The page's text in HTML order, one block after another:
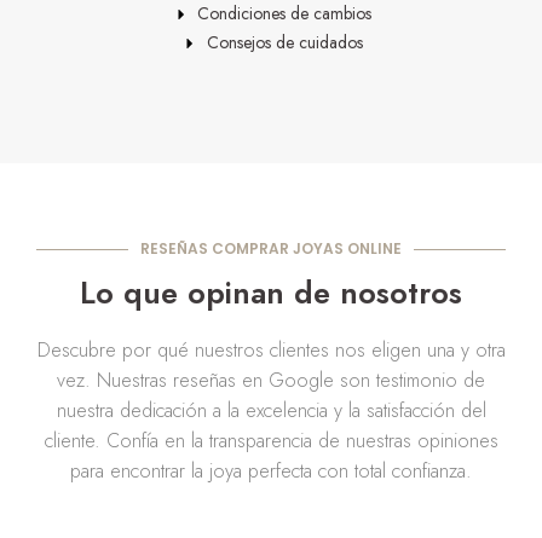
Condiciones de cambios
Consejos de cuidados
RESEÑAS COMPRAR JOYAS ONLINE
Lo que opinan de nosotros
Descubre por qué nuestros clientes nos eligen una y otra
vez. Nuestras reseñas en Google son testimonio de
nuestra dedicación a la excelencia y la satisfacción del
cliente. Confía en la transparencia de nuestras opiniones
para encontrar la joya perfecta con total confianza.